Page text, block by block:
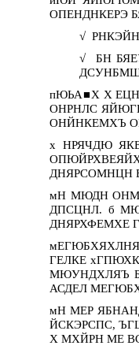
ОПЕНДНКЕРЭ
√
√
БН
пЮЬА■Х Х
ОНРНЛС
ОНЙНКЕМХЪ
х НРЯЧДЮ
ДНЯРСОМНЦН
мН МЮДН
ДПСЦНЛ. б
ДНЯРХФЕМХЕ
ГЕЛКЕ
МЮУНДХЛЯЪ
АСДЕЛ
мН МЕР
ЙСКЭРСПС,
Х МХЙРН МЕ